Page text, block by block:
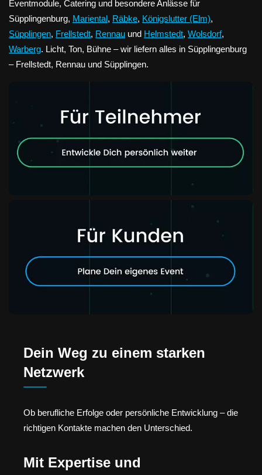
Eventmodule, Catering und besondere Anlässe für
Süpplingenburg, Mariental, Räbke, Königslutter (Elm),
Süpplingen, Frellstedt, Rennau und Helmstedt, Wolsdorf,
Warberg. Licht, Ton, Bühne – wir liefern alles in Süpplingenburg
– Frellstedt, Rennau und Süpplingen.
Dein Weg zu einem starken
Netzwerk
Ob berufliche Erfolge oder persönliche Entwicklung – die
richtigen Kontakte machen den Unterschied.
Mit Expertise und